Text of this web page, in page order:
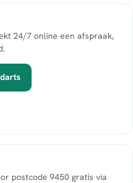
24/7 online een afspraak,
postcode 9450 gratis via